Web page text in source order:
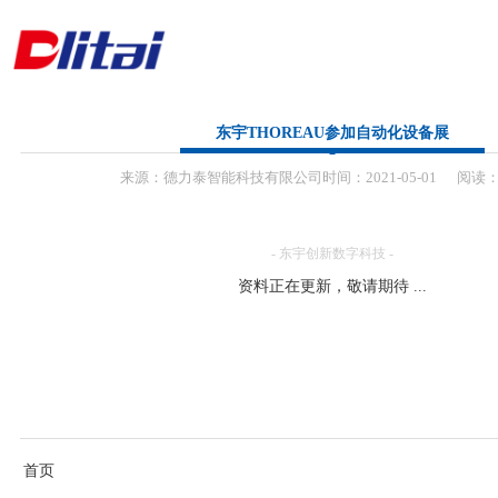
首 页
公司简介
解决方案
东宇THOREAU参加自动化设备展
来源： 德力泰智能科技有限公司 时间： 2021-05-01 阅读
- 东宇创新数字科技 -
资料正在更新，敬请期待 ...
首页